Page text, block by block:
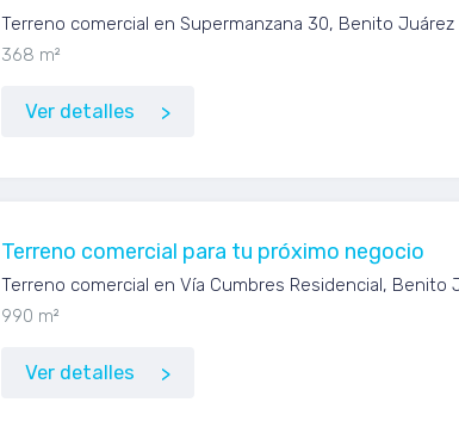
Terreno comercial en Supermanzana 30, Benito Juárez
368 m²
Ver detalles
Terreno comercial para tu próximo negocio
Terreno comercial en Vía Cumbres Residencial, Benito
990 m²
Ver detalles